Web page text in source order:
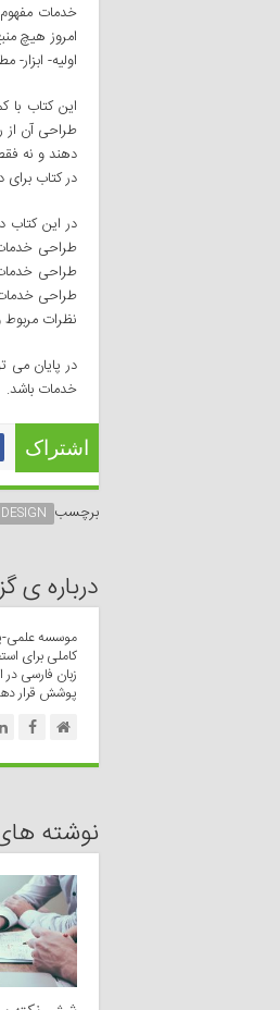
خدمات
امروز هیچ
اولیه-
طراحی آن از
دهند و نه
در کتاب برای
طراحی خدمات
نظرات
در پایان می
خدمات باشد.
اشتراک
برچسب
درباره ی
موسسه علمی-
کاملی برای
زبان فارسی
پوشش قرار
نوشته